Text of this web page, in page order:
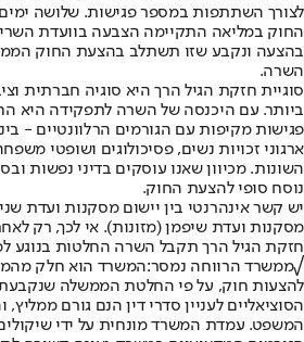
לצורך השתתפות במספר פגישות. שלושה
החוק במליאה התקיימה הצבעה בוועדת
בהצעה ונקבע שזו תשתלב בהצעת החוק
השרה.
סוגיית חזקת הגיל הרך היא סוגיה חברתית
ביותר. עם היכנסה של השרה לתפקידה היא
פגישות מקיפות עם הגורמים הרלוונטיים -
ארגוני זכויות נשים, פסיכולוגים ושופטי
השונות. מכיוון שאנו עוסקים בדיני נפשות
נוסח סופי להצעת החוק.
יש קשר אינהרנטי בין יישום מסקנות ועדת
מסקנות ועדת שיפמן (מזונות). אי לכך, רק
חזקת הגיל הרך תקבל השרה החלטות בנוגע
√ממשרד הרווחה נמסר:המשרד הוא חלק
להצעות חוק, על פי החלטת הממשלה
הסוציאליים לעניין סדרי דין הנם גורם
המשפט. עמדת המשרד מונחית על ידי